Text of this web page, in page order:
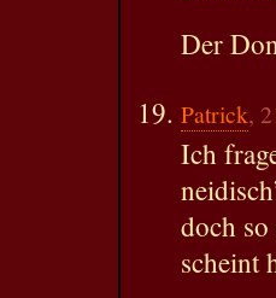
Der
Patrick,
Ich
doch
scheint